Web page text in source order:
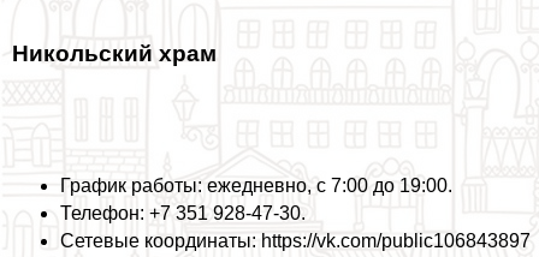
Никольский храм
График работы: ежедневно, с 7:00 до 19:00.
Телефон: +7 351 928-47-30.
Сетевые координаты: https://vk.com/public106843897